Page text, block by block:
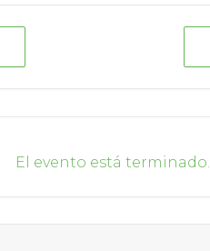
El evento está terminado.